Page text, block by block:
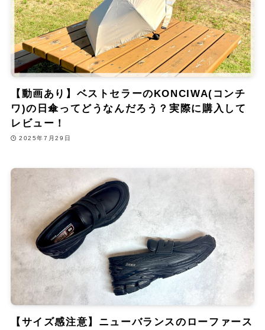
【動画あり】ベストセラーのKONCIWA(コンチ
ワ)の日傘ってどうなんだろう？実際に購入して
レビュー！
2025年7月29日
【サイズ感注意】ニューバランスのローファース